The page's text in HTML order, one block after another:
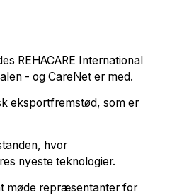
REHACARE International
- og CareNet er med.
eksportfremstød, som er
hvor
nyeste teknologier.
møde repræsentanter for